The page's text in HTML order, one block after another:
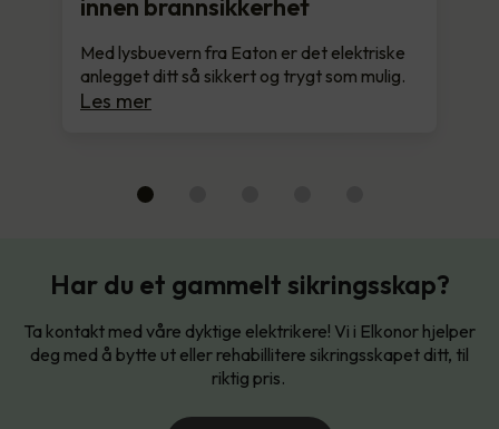
innen brannsikkerhet
Med lysbuevern fra Eaton er det elektriske
anlegget ditt så sikkert og trygt som mulig.
Les mer
Har du et gammelt sikringsskap?
Ta kontakt med våre dyktige elektrikere! Vi i Elkonor hjelper
deg med å bytte ut eller rehabillitere sikringsskapet ditt, til
riktig pris.